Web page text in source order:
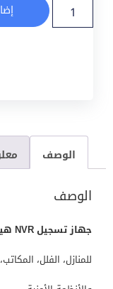
الوصف
الوصف
جهاز تسجيل NVR هيكفيجن موديل DS-7104NI-Q1
للمنازل، الفلل،